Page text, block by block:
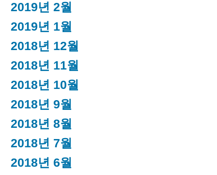
2019년 2월
2019년 1월
2018년 12월
2018년 11월
2018년 10월
2018년 9월
2018년 8월
2018년 7월
2018년 6월